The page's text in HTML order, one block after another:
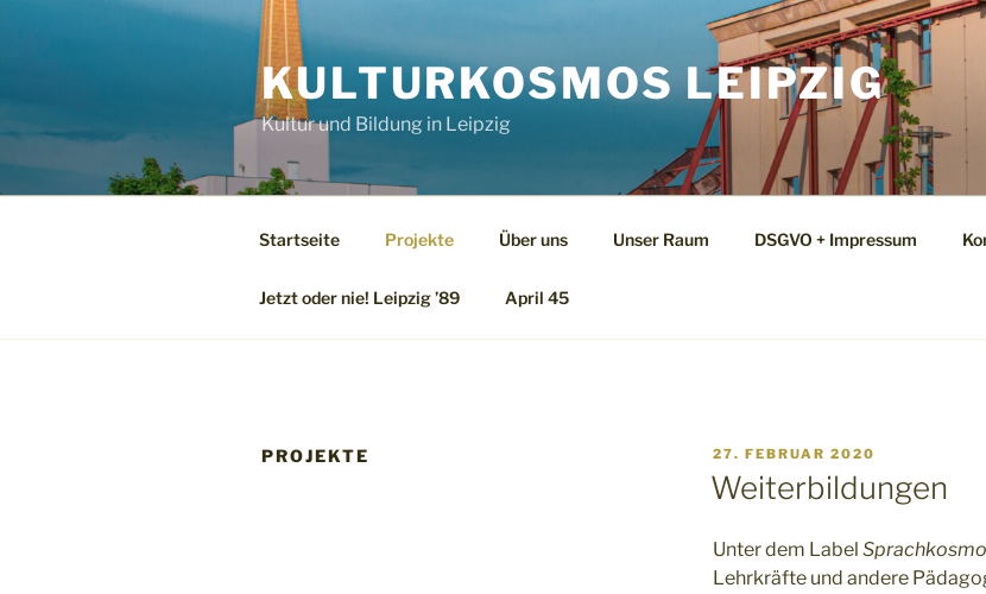
KULTURKOSMOS LEIPZIG
Kultur und Bildung in Leipzig
Startseite Projekte Über uns Unser Raum DSGVO + Impressum
Jetzt oder nie! Leipzig ’89 April 45
PROJEKTE
VERÖFFENTLICHT
AM
27. FEBRUAR 2020
Weiterbildungen
Unter dem Label
Lehrkräfte und andere